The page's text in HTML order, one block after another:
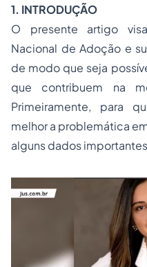
1. INTRODUÇÃO
O presente artigo
Nacional de Adoção e
de modo que seja
que contribuem na
Primeiramente, para
melhor a problemática
alguns dados